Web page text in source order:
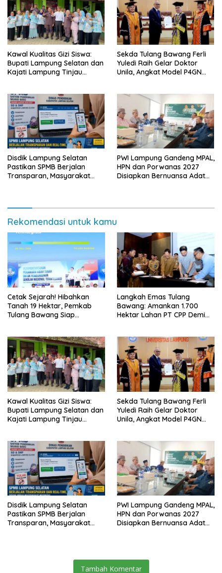
Kawal Kualitas Gizi Siswa:
Bupati Lampung Selatan dan
Kajati Lampung Tinjau
Sekda Tulang Bawang Ferli
Yuledi Raih Gelar Doktor
Unila, Angkat Model P4GN
Disdik Lampung Selatan
Pastikan SPMB Berjalan
Transparan, Masyarakat
PWI Lampung Gandeng MPAL,
HPN dan Porwanas 2027
Disiapkan Bernuansa Adat
Rekomendasi untuk kamu
Cetak Sejarah! Hibahkan
Tanah 19 Hektar, Pemkab
Tulang Bawang Siap
Lampung
Langkah Emas Tulang
Bawang: Amankan 1.700
Hektar Lahan PT CPP Demi
Kawal Kualitas Gizi Siswa:
Bupati Lampung Selatan dan
Kajati Lampung Tinjau
Sekda Tulang Bawang Ferli
Yuledi Raih Gelar Doktor
Unila, Angkat Model P4GN
Disdik Lampung Selatan
Pastikan SPMB Berjalan
Transparan, Masyarakat
PWI Lampung Gandeng MPAL,
HPN dan Porwanas 2027
Disiapkan Bernuansa Adat
Tambah Komentar